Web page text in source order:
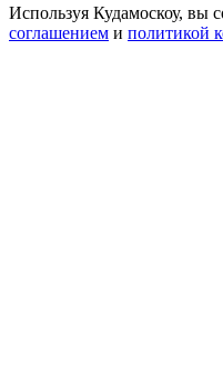
Используя Кудамоскоу, вы
соглашением и политикой